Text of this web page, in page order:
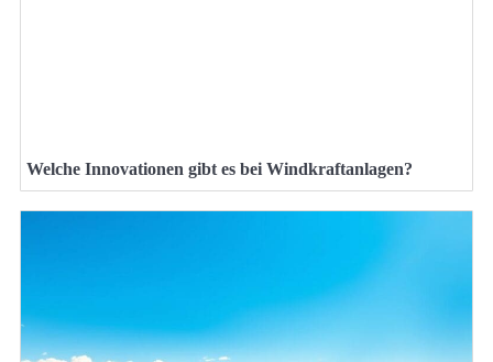
Welche Innovationen gibt es bei Windkraftanlagen?